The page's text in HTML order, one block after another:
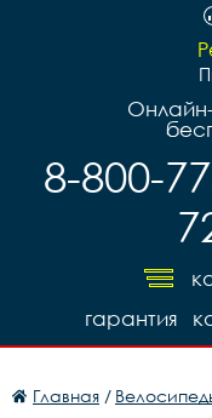
8-800-
гарантия
Главная /